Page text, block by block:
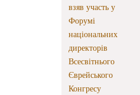
взяв участь у
Форумі
національних
директорів
Всесвітнього
Єврейського
Конгресу